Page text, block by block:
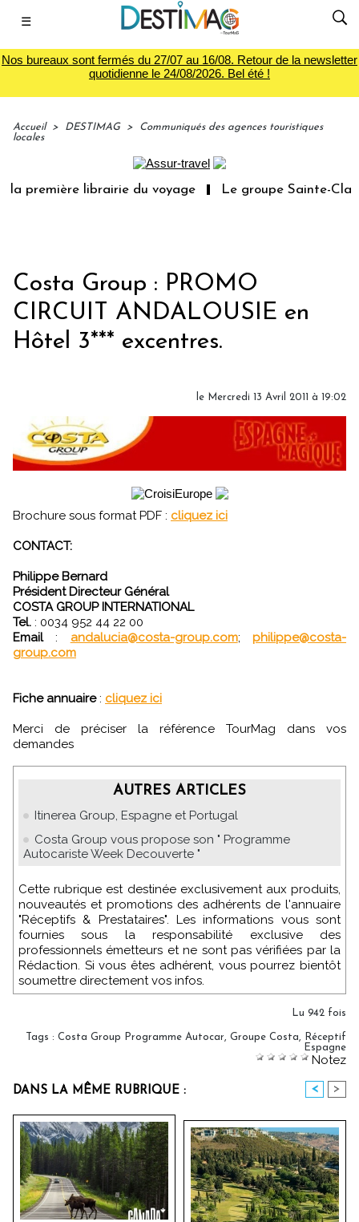
☰
Nos bureaux sont fermés du 27/07 au 16/08. Retour de la newsletter
quotidienne le 24/08/2026. Bel été !
Accueil > DESTIMAG >
Communiqués des agences touristiques
locales
première librairie du voyage Le groupe Sainte-
Costa Group : PROMO
CIRCUIT ANDALOUSIE en
Hôtel 3*** excentres.
le Mercredi 13 Avril 2011 à 19:02
Brochure sous format PDF : cliquez ici
CONTACT:
Philippe Bernard
Président Directeur Général
COSTA GROUP INTERNATIONAL
Tel. : 0034 952 44 22 00
Email: andalucia@costa-group.com;philippe@costa-
group.com
Fiche annuaire: cliquez ici
Merci de préciser la référence TourMag dans vos
demandes
AUTRES ARTICLES
Itinerea Group, Espagne et Portugal
Costa Group vous propose son " Programme
Autocariste Week Decouverte "
Cette rubrique est destinée exclusivement aux produits,
nouveautés et promotions des adhérents de l'annuaire
"Réceptifs & Prestataires". Les informations vous sont
fournies sous la responsabilité exclusive des
professionnels émetteurs et ne sont pas vérifiées par la
Rédaction. Si vous êtes adhérent, vous pourrez bientôt
soumettre directement vos infos.
Lu 942 fois
Tags : Costa Group Programme Autocar, Groupe Costa,
Réceptif
Espagne
Notez
DANS LA MÊME RUBRIQUE : < >